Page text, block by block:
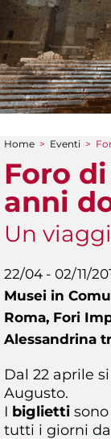
Tu sei qui
Home > Eventi >
Foro
anni
Un
22/04 - 02/11/
Musei in
Roma, Fori
Alessandrina
Dal 22 aprile
Augusto.
I biglietti
tutti i giorni